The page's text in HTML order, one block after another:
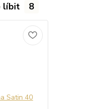
líbit 8